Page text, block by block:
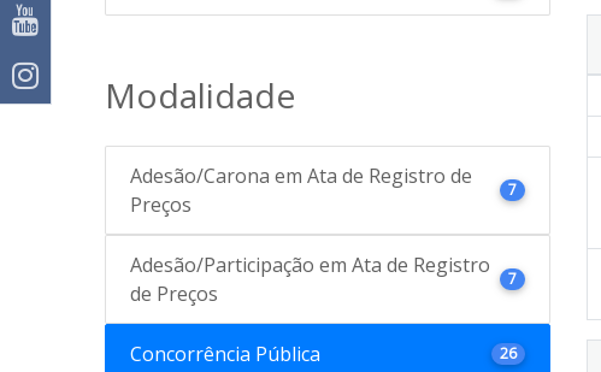
Modalidade
Adesão/Carona em Ata de Registro de
Preços
7
Adesão/Participação em Ata de Registro
de Preços
7
Concorrência Pública 26